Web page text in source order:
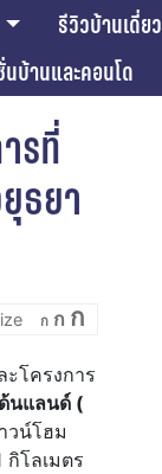
รีวิวบ้านเดี่ยว
นบ้านและคอนโด
รที่
ธยา
ก
Decrease
font
size.
ก Reset
font
ก
โครงการ
นแลนด์ (
วน์โฮม
โลเมตร